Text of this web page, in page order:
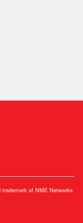
of NME Networks